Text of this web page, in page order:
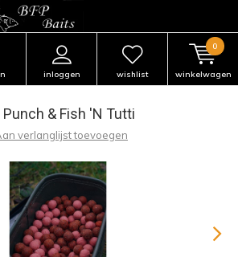
inloggen wishlist winkelwagen
0
& Fish 'N Tutti
verlanglijst toevoegen